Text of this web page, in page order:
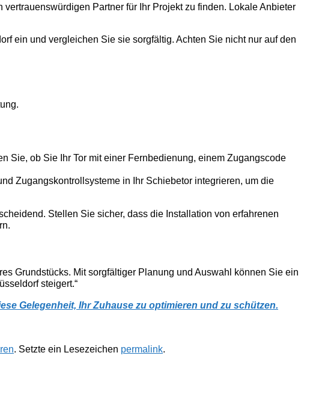
Partner für Ihr Projekt zu finden. Lokale Anbieter
ein und vergleichen Sie sie sorgfältig. Achten Sie nicht nur auf den
Sie, ob Sie Ihr Tor mit einer Fernbedienung, einem Zugangscode
Zugangskontrollsysteme in Ihr Schiebetor integrieren, um die
Stellen Sie sicher, dass die Installation von erfahrenen
Grundstücks. Mit sorgfältiger Planung und Auswahl können Sie ein
steigert.“
Gelegenheit, Ihr Zuhause zu optimieren und zu schützen.
. Setzte ein Lesezeichen permalink.